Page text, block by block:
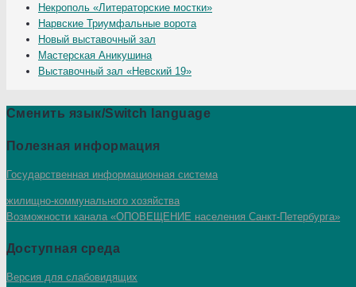
Некрополь «Литераторские мостки»
Нарвские Триумфальные ворота
Новый выставочный зал
Мастерская Аникушина
Выставочный зал «Невский 19»
Сменить язык/Switch language
Полезная информация
Государственная информационная система
жилищно-коммунального хозяйства
Возможности канала «ОПОВЕЩЕНИЕ населения Санкт-Петербурга»
Доступная среда
Версия для слабовидящих